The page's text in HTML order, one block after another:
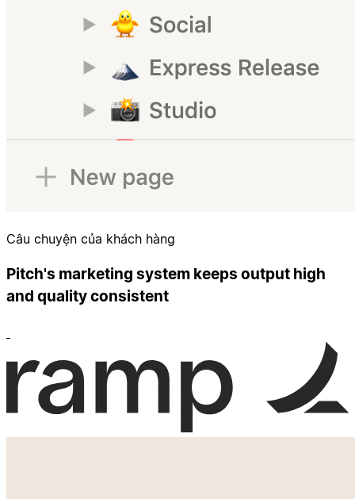
Câu chuyện của khách hàng
Pitch's marketing system keeps output high
and quality consistent